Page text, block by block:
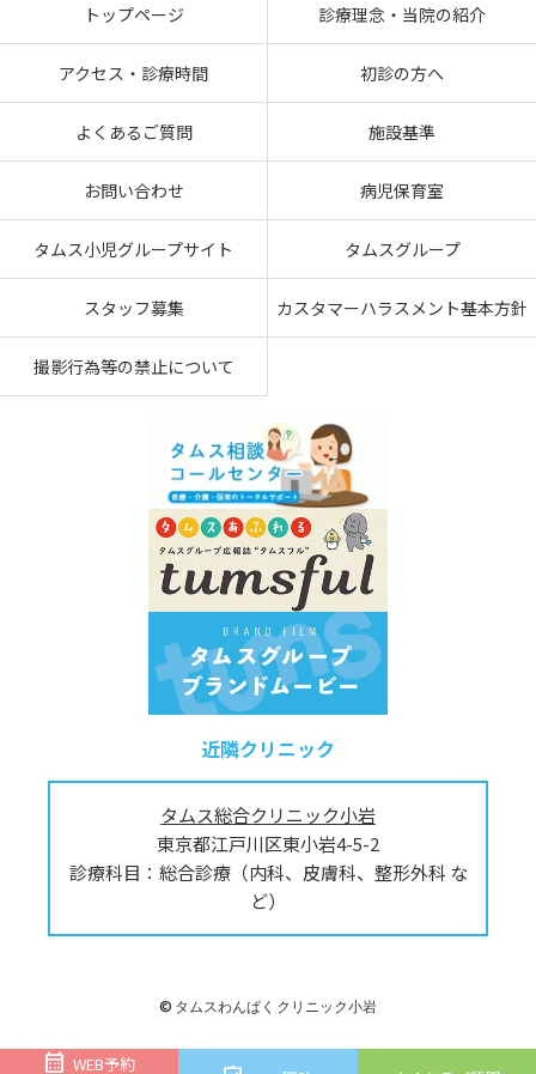
トップページ
診療理念・当院の紹介
アクセス・診療時間 初診の方へ
よくあるご質問 施設基準
お問い合わせ 病児保育室
タムス小児グループサイト タムスグループ
スタッフ募集 カスタマーハラスメント基本方針
撮影行為等の禁止について
近隣クリニック
タムス総合クリニック小岩
東京都江戸川区東小岩4-5-2
診療科目：総合診療（内科、皮膚科、整形外科 な
ど）
© タムスわんぱくクリニック小岩
calendar_month WEB予約